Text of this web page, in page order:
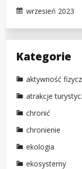
wrzesień 2023
Kategorie
aktywność
atrakcje
chronić
chronienie
ekologia
ekosystemy